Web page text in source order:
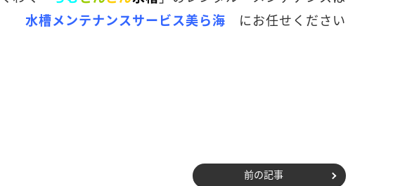
水槽メンテナンスサービス美ら海 にお任せください
前の記事